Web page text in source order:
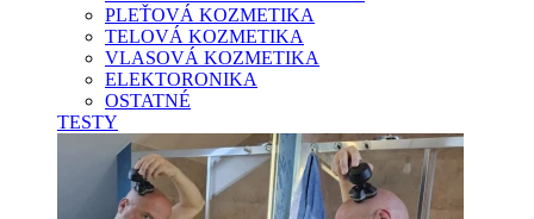
PLEŤOVÁ KOZMETIKA
TELOVÁ KOZMETIKA
VLASOVÁ KOZMETIKA
ELEKTORONIKA
OSTATNÉ
TESTY